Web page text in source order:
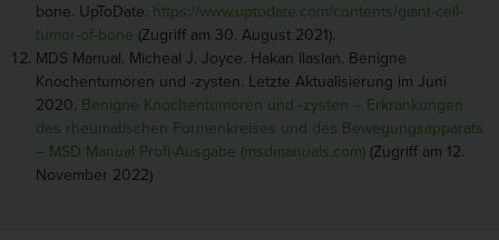
bone. UpToDate. https://www.uptodate.com/contents/giant-cell-
tumor-of-bone (Zugriff am 30. August 2021).
MDS Manual. Micheal J. Joyce. Hakan Ilaslan. Benigne
Knochentumoren und -zysten. Letzte Aktualisierung im Juni
2020. Benigne Knochentumoren und -zysten – Erkrankungen
des rheumatischen Formenkreises und des Bewegungsapparats
– MSD Manual Profi-Ausgabe (msdmanuals.com) (Zugriff am 12.
November 2022)